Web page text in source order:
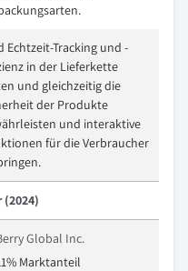
Echtzeit-Tracking und -
in der Lieferkette
und gleichzeitig die
der Produkte
und interaktive
für die Verbraucher
Global Inc.
Marktanteil